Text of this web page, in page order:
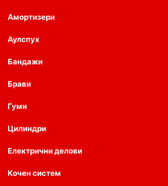
Амортизери
Аулспух
Бандажи
Брави
Гуми
Цилиндри
Електрични делови
Кочен систем